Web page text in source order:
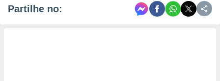
Partilhe no: